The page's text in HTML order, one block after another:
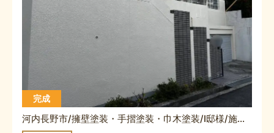
完成
河内長野市/擁壁塗装・手摺塗装・巾木塗装/I邸様/施工事例